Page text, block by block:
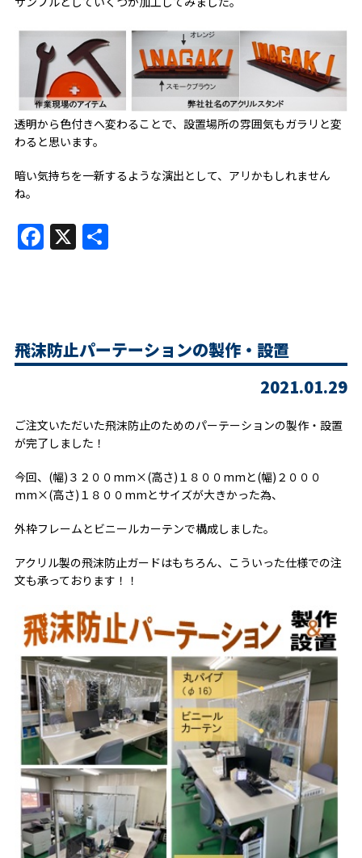
透明から色付きへ変わることで、設置場所の雰囲気もガラリと変
わると思います。
暗い気持ちを一新するような演出として、アリかもしれません
ね。
Facebook
X 共
有
飛沫防止パーテーションの製作・設置
2021.01.29
ご注文いただいた飛沫防止のためのパーテーションの製作・設置
が完了しました！
今回、(幅)３２００mm×(高さ)１８００mmと(幅)２０００
mm×(高さ)１８００mmとサイズが大きかった為、
外枠フレームとビニールカーテンで構成しました。
アクリル製の飛沫防止ガードはもちろん、こういった仕様での注
文も承っております！！